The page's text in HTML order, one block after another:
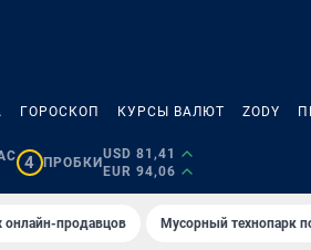
ГОРОСКОП КУРСЫ ВАЛЮТ ZODY
4 ПРОБКИ
USD 81,41
EUR 94,06
онлайн-продавцов Мусорный технопарк